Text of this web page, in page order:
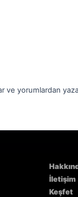
ve yorumlardan
İletişim
Keşfet